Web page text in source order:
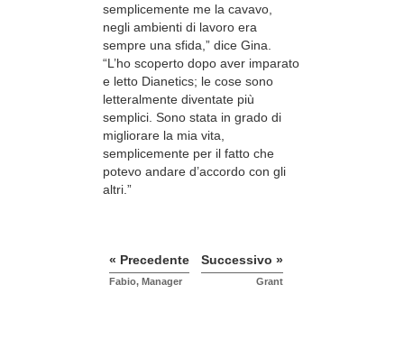
semplicemente me la cavavo,
negli ambienti di lavoro era
sempre una sfida,” dice Gina.
“L’ho scoperto dopo aver imparato
e letto Dianetics; le cose sono
letteralmente diventate più
semplici. Sono stata in grado di
migliorare la mia vita,
semplicemente per il fatto che
potevo andare d’accordo con gli
altri.”
« Precedente
Fabio, Manager
Successivo »
Grant